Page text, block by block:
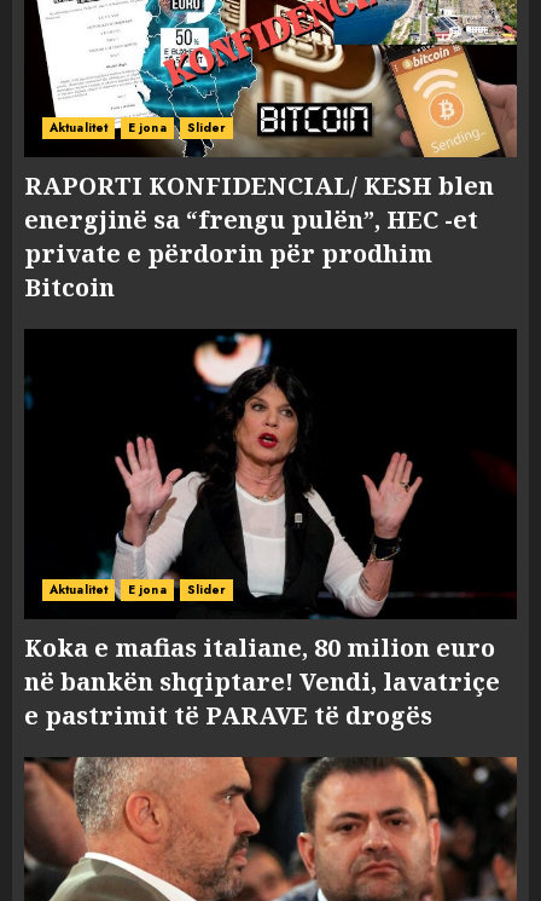
Aktualitet E jona Slider
RAPORTI KONFIDENCIAL/ KESH blen
energjinë sa “frengu pulën”, HEC -et
private e përdorin për prodhim
Bitcoin
Aktualitet E jona Slider
Koka e mafias italiane, 80 milion euro
në bankën shqiptare! Vendi, lavatriçe
e pastrimit të PARAVE të drogës